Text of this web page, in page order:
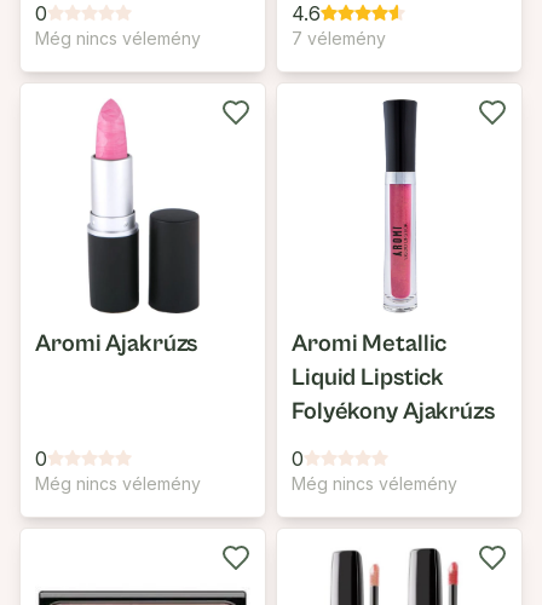
0
Még nincs vélemény
4.6
7 vélemény
Aromi Ajakrúzs
0
Még nincs vélemény
Aromi Metallic
Liquid Lipstick
Folyékony Ajakrúzs
0
Még nincs vélemény